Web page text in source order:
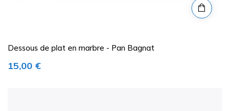
Dessous de plat en marbre - Pan Bagnat
Prix
15,00 €